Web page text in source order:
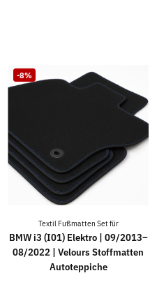
-8%
Textil Fußmatten Set für
BMW i3 (I01) Elektro | 09/2013–
08/2022 | Velours Stoffmatten
Autoteppiche